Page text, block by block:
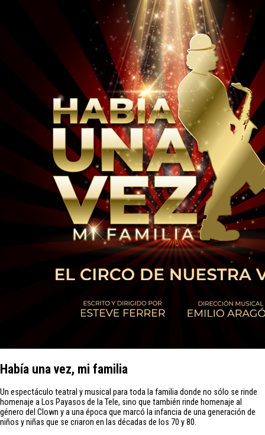
Había una vez, mi familia
Un espectáculo teatral y musical para toda la familia donde no sólo se rinde
homenaje a Los Payasos de la Tele, sino que también rinde homenaje al
género del Clown y a una época que marcó la infancia de una generación de
niños y niñas que se criaron en las décadas de los 70 y 80.